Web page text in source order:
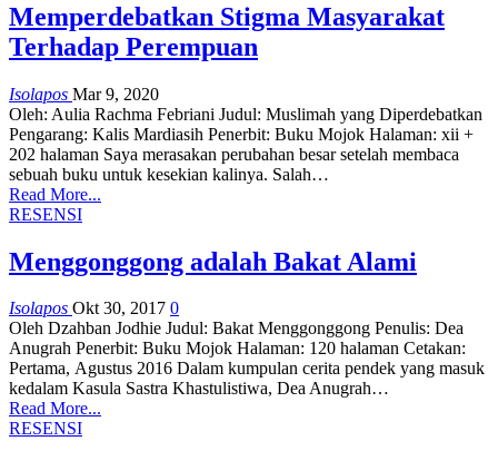
Memperdebatkan Stigma Masyarakat
Terhadap Perempuan
Isolapos Mar 9, 2020
Oleh: Aulia Rachma Febriani Judul: Muslimah yang Diperdebatkan
Pengarang: Kalis Mardiasih Penerbit: Buku Mojok Halaman: xii +
202 halaman Saya merasakan perubahan besar setelah membaca
sebuah buku untuk kesekian kalinya. Salah…
Read More...
RESENSI
Menggonggong adalah Bakat Alami
Isolapos Okt 30, 2017 0
Oleh Dzahban Jodhie Judul: Bakat Menggonggong Penulis: Dea
Anugrah Penerbit: Buku Mojok Halaman: 120 halaman Cetakan:
Pertama, Agustus 2016 Dalam kumpulan cerita pendek yang masuk
kedalam Kasula Sastra Khastulistiwa, Dea Anugrah…
Read More...
RESENSI